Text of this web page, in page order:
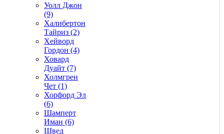
Уолл Джон
(9)
Халибертон
Тайриз (2)
Хейворд
Гордон (4)
Ховард
Дуайт (7)
Холмгрен
Чет (1)
Хорфорд Эл
(6)
Шамперт
Иман (6)
Швед